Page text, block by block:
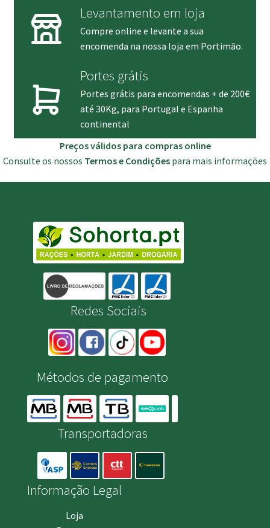
Levantamento em loja
Compre online e levante a sua
encomenda na nossa loja em Portimão.
Portes grátis
Portes grátis para encomendas + de 200€
até 30Kg, para Portugal e Espanha
continental
Preços válidos para compras online
Consulte os nossos Termos e Condições para mais informações
Redes Sociais
Métodos de pagamento
Transportadoras
Informação Legal
Loja